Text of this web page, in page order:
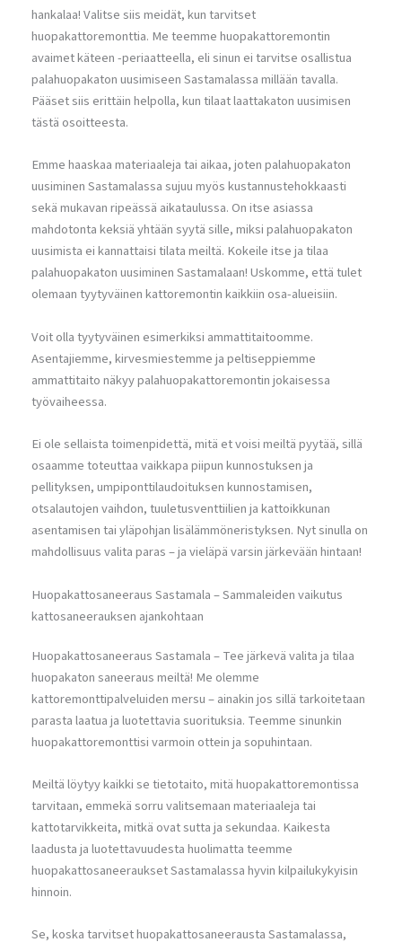
hankalaa! Valitse siis meidät, kun tarvitset
huopakattoremonttia. Me teemme huopakattoremontin
avaimet käteen -periaatteella, eli sinun ei tarvitse osallistua
palahuopakaton uusimiseen Sastamalassa millään tavalla.
Pääset siis erittäin helpolla, kun tilaat laattakaton uusimisen
tästä osoitteesta.
Emme haaskaa materiaaleja tai aikaa, joten palahuopakaton
uusiminen Sastamalassa sujuu myös kustannustehokkaasti
sekä mukavan ripeässä aikataulussa. On itse asiassa
mahdotonta keksiä yhtään syytä sille, miksi palahuopakaton
uusimista ei kannattaisi tilata meiltä. Kokeile itse ja tilaa
palahuopakaton uusiminen Sastamalaan! Uskomme, että tulet
olemaan tyytyväinen kattoremontin kaikkiin osa-alueisiin.
Voit olla tyytyväinen esimerkiksi ammattitaitoomme.
Asentajiemme, kirvesmiestemme ja peltiseppiemme
ammattitaito näkyy palahuopakattoremontin jokaisessa
työvaiheessa.
Ei ole sellaista toimenpidettä, mitä et voisi meiltä pyytää, sillä
osaamme toteuttaa vaikkapa piipun kunnostuksen ja
pellityksen, umpiponttilaudoituksen kunnostamisen,
otsalautojen vaihdon, tuuletusventtiilien ja kattoikkunan
asentamisen tai yläpohjan lisälämmöneristyksen. Nyt sinulla on
mahdollisuus valita paras – ja vieläpä varsin järkevään hintaan!
Huopakattosaneeraus Sastamala – Sammaleiden vaikutus
kattosaneerauksen ajankohtaan
Huopakattosaneeraus Sastamala – Tee järkevä valita ja tilaa
huopakaton saneeraus meiltä! Me olemme
kattoremonttipalveluiden mersu – ainakin jos sillä tarkoitetaan
parasta laatua ja luotettavia suorituksia. Teemme sinunkin
huopakattoremonttisi varmoin ottein ja sopuhintaan.
Meiltä löytyy kaikki se tietotaito, mitä huopakattoremontissa
tarvitaan, emmekä sorru valitsemaan materiaaleja tai
kattotarvikkeita, mitkä ovat sutta ja sekundaa. Kaikesta
laadusta ja luotettavuudesta huolimatta teemme
huopakattosaneeraukset Sastamalassa hyvin kilpailukykyisin
hinnoin.
Se, koska tarvitset huopakattosaneerausta Sastamalassa,